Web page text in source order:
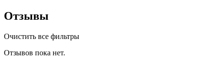
Отзывы
Очистить все фильтры
Отзывов пока нет.